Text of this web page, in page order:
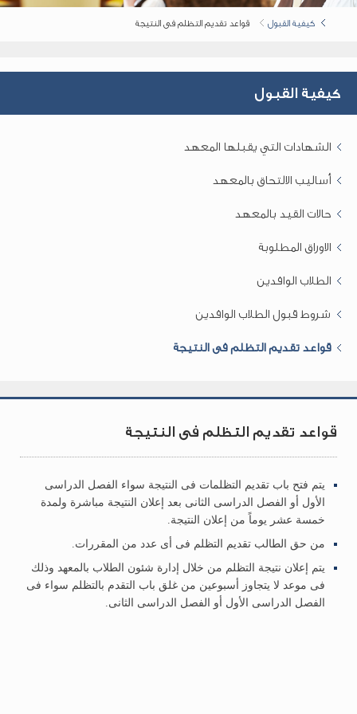
كيفية القبول قواعد تقديم التظلم فى النتيجة
كيفية القبول
الشهادات التي يقبلها المعهد
أساليب الالتحاق بالمعهد
حالات القيد بالمعهد
الاوراق المطلوبة
الطلاب الوافدين
شروط قبول الطلاب الوافدين
قواعد تقديم التظلم فى النتيجة
قواعد تقديم التظلم فى النتيجة
يتم فتح باب تقديم التظلمات فى النتيجة سواء الفصل الدراسى
الأول أو الفصل الدراسى الثانى بعد إعلان النتيجة مباشرة ولمدة
خمسة عشر يوماً من إعلان النتيجة.
من حق الطالب تقديم التظلم فى أى عدد من المقررات.
يتم إعلان نتيجة التظلم من خلال إدارة شئون الطلاب بالمعهد وذلك
فى موعد لا يتجاوز أسبوعين من غلق باب التقدم بالتظلم سواء فى
الفصل الدراسى الأول أو الفصل الدراسى الثانى.